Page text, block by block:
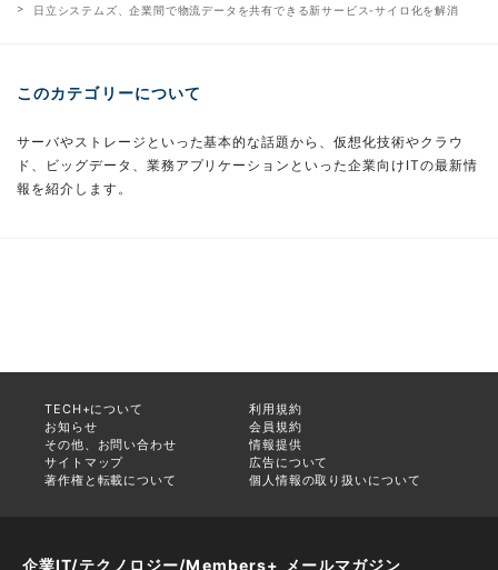
日立システムズ、企業間で物流データを共有できる新サービス‐サイロ化を解消
このカテゴリーについて
サーバやストレージといった基本的な話題から、仮想化技術やクラウ
ド、ビッグデータ、業務アプリケーションといった企業向けITの最新情
報を紹介します。
TECH+について
利用規約
お知らせ
会員規約
その他、お問い合わせ
情報提供
サイトマップ
広告について
著作権と転載について
個人情報の取り扱いについて
企業IT/テクノロジー/Members+ メールマガジン